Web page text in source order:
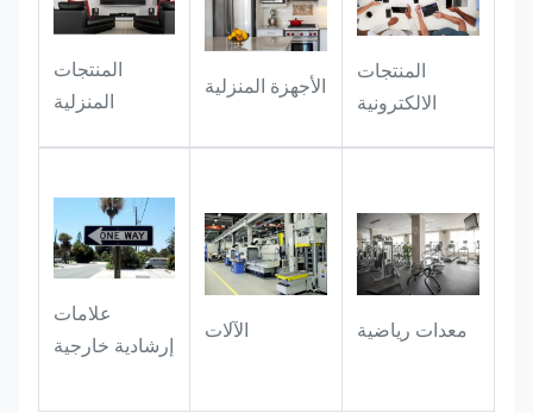
الجمع:إنها بمثابة شارة حصرية للإصدار
المحدود وإصدارات هواة الجمع. تضيف
الحرفية ثلاثية الأبعاد والملمس الرائع قيمة
كبيرة للتحصيل للمنتج، ويمكن استخدامه
المنتجات
الالكترونية
الأجهزة المنزلية
المنتجات
المنزلية
معدات رياضية
علامات
إرشادية خارجية